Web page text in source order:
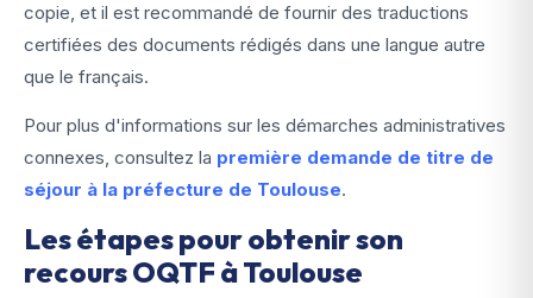
copie, et il est recommandé de fournir des traductions
certifiées des documents rédigés dans une langue autre
que le français.
Pour plus d'informations sur les démarches administratives
connexes, consultez la première demande de titre de
séjour à la préfecture de Toulouse.
Les étapes pour obtenir son
recours OQTF à Toulouse